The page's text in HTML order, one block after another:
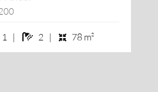
suítes
| 2 banheiros
2 | 78 m²